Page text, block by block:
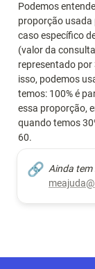
Podemos
proporção usada
caso específico
(valor da
representado
isso, podemos
temos: 100% é
essa proporção,
quando temos
60.
🔗 Ainda tem